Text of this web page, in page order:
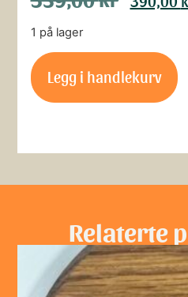
1 på lager
Legg i handlekurv
Relaterte